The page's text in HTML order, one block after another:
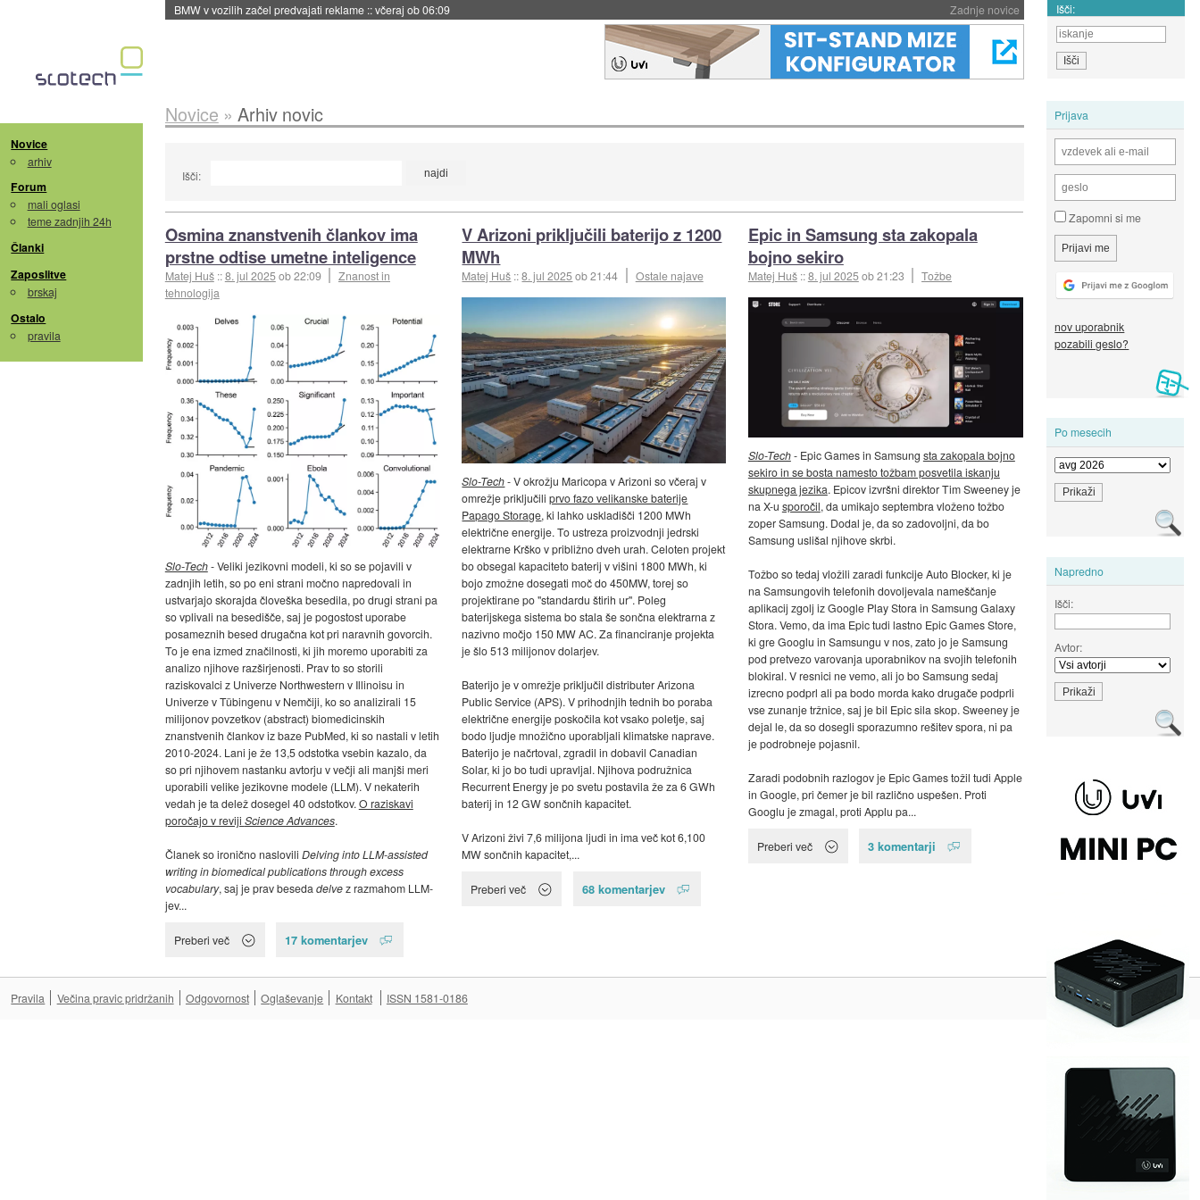
Zadnje novice
BMW v vozilih začel predvajati reklame ::včeraj ob 06:09 Išči:
Novice
arhiv
Forum
mali oglasi
teme zadnjih 24h
Članki
Zaposlitve
brskaj
Ostalo
pravila
Prijava
Zapomni si me
nov uporabnik
pozabili geslo?
Po mesecih
Napredno
Išči:
Avtor:
Novice » Arhiv novic
Išči:
Osmina znanstvenih člankov ima
prstne odtise umetne inteligence
Matej Huš ::8. jul 2025ob 22:09
Znanost in
tehnologija
Slo-Tech- Veliki jezikovni modeli, ki so se pojavili v
zadnjih letih, so po eni strani močno napredovali in
ustvarjajo skorajda človeška besedila, po drugi strani pa
so vplivali na besedišče, saj je pogostost uporabe
posameznih besed drugačna kot pri naravnih govorcih.
To je ena izmed značilnosti, ki jih moremo uporabiti za
analizo njihove razširjenosti. Prav to so storili
raziskovalci z Univerze Northwestern v Illinoisu in
Univerze v Tübingenu v Nemčiji, ko so analizirali 15
milijonov povzetkov (abstract) biomedicinskih
znanstvenih člankov iz baze PubMed, ki so nastali v letih
2010-2024. Lani je že 13,5 odstotka vsebin kazalo, da
so pri njihovem nastanku avtorju v večji ali manjši meri
uporabili velike jezikovne modele (LLM). V nekaterih
vedah je ta delež dosegel 40 odstotkov. O raziskavi
poročajo v reviji Science Advances.
Članek so ironično naslovili Delving into LLM-assisted
writing in biomedical publications through excess
vocabulary, saj je prav beseda delvez razmahom LLM-
jev...
Preberi več 17 komentarjev
V Arizoni priključili baterijo z 1200
MWh
Matej Huš ::8. jul 2025ob 21:44 Ostale najave
Slo-Tech- V okrožju Maricopa v Arizoni so včeraj v
omrežje priključiliprvo fazo velikanske baterije
Papago Storage, ki lahko uskladišči 1200 MWh
električne energije. To ustreza proizvodnji jedrski
elektrarne Krško v približno dveh urah. Celoten projekt
bo obsegal kapaciteto baterij v višini 1800 MWh, ki
bojo zmožne dosegati moč do 450MW, torej so
projektirane po "standardu štirih ur". Poleg
baterijskega sistema bo stala še sončna elektrarna z
nazivno močjo 150 MW AC. Za financiranje projekta
je šlo 513 milijonov dolarjev.
Baterijo je v omrežje priključil distributer Arizona
Public Service (APS). V prihodnjih tednih bo poraba
električne energije poskočila kot vsako poletje, saj
bodo ljudje množično uporabljali klimatske naprave.
Baterijo je načrtoval, zgradil in dobavil Canadian
Solar, ki jo bo tudi upravljal. Njihova podružnica
Recurrent Energy je po svetu postavila že za 6 GWh
baterij in 12 GW sončnih kapacitet.
V Arizoni živi 7,6 milijona ljudi in ima več kot 6,100
MW sončnih kapacitet,...
Preberi več 68 komentarjev
Epic in Samsung sta zakopala
bojno sekiro
Matej Huš ::8. jul 2025ob 21:23 Tožbe
Slo-Tech- Epic Games in Samsung sta zakopala bojno
sekiro in se bosta namesto tožbam posvetila iskanju
skupnega jezika. Epicov izvršni direktor Tim Sweeney je
na X-u sporočil, da umikajo septembra vloženo tožbo
zoper Samsung. Dodal je, da so zadovoljni, da bo
Samsung uslišal njihove skrbi.
Tožbo so tedaj vložili zaradi funkcije Auto Blocker, ki je
na Samsungovih telefonih dovoljevala nameščanje
aplikacij zgolj iz Google Play Stora in Samsung Galaxy
Stora. Vemo, da ima Epic tudi lastno Epic Games Store,
ki gre Googlu in Samsungu v nos, zato jo je Samsung
pod pretvezo varovanja uporabnikov na svojih telefonih
blokiral. V resnici ne vemo, ali jo bo Samsung sedaj
izrecno podprl ali pa bodo morda kako drugače podprli
vse zunanje tržnice, saj je bil Epic sila skop. Sweeney je
dejal le, da so dosegli sporazumno rešitev spora, ni pa
je podrobneje pojasnil.
Zaradi podobnih razlogov je Epic Games tožil tudi Apple
in Google, pri čemer je bil različno uspešen. Proti
Googlu je zmagal, proti Applu pa...
Preberi več 3 komentarji
Na vrh ^
Pravila Večina pravic pridržanih Odgovornost Oglaševanje Kontakt ISSN 1581-0186